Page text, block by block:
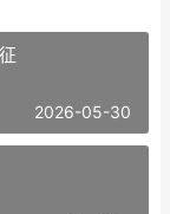
2026-05-30